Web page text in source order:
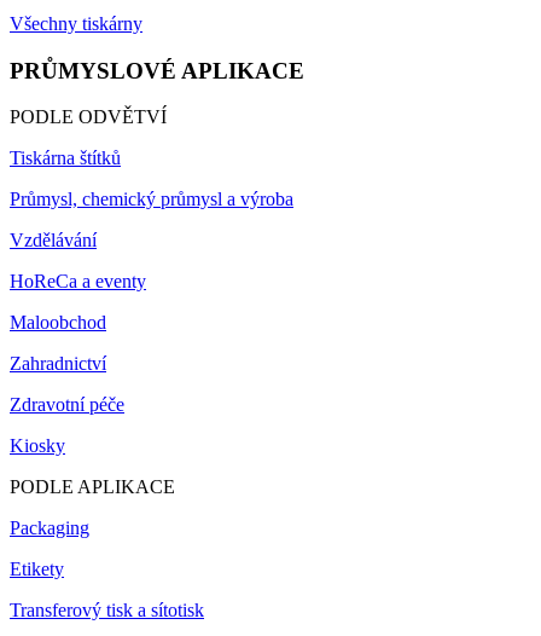
Všechny tiskárny
PRŮMYSLOVÉ APLIKACE
PODLE ODVĚTVÍ
Tiskárna štítků
Průmysl, chemický průmysl a výroba
Vzdělávání
HoReCa a eventy
Maloobchod
Zahradnictví
Zdravotní péče
Kiosky
PODLE APLIKACE
Packaging
Etikety
Transferový tisk a sítotisk